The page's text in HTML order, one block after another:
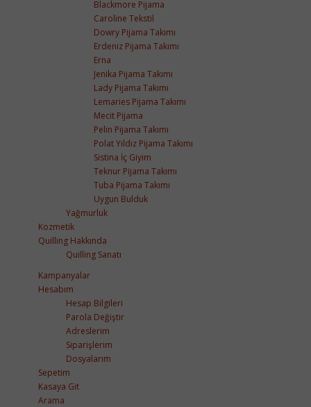
Blackmore Pijama
Caroline Tekstil
Dowry Pijama Takımı
Erdeniz Pijama Takımı
Erna
Jenika Pijama Takımı
Lady Pijama Takımı
Lemaries Pijama Takımı
Mecit Pijama
Pelin Pijama Takımı
Polat Yıldız Pijama Takımı
Sistina İç Giyim
Teknur Pijama Takımı
Tuba Pijama Takımı
Uygun Bulduk
Yağmurluk
Kozmetik
Quilling Hakkında
Quilling Sanatı
Kampanyalar
Hesabım
Hesap Bilgileri
Parola Değiştir
Adreslerim
Siparişlerim
Dosyalarım
Sepetim
Kasaya Git
Arama